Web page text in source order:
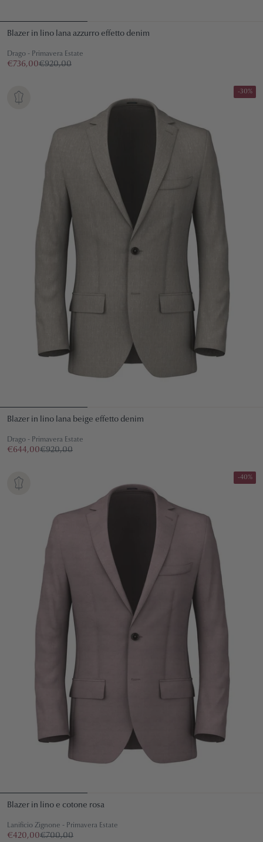
Blazer in lino lana azzurro effetto denim
Drago - Primavera Estate
€736,00€920,00
-30%
Blazer in lino lana beige effetto denim
Drago - Primavera Estate
€644,00€920,00
-40%
Blazer in lino e cotone rosa
Lanificio Zignone - Primavera Estate
€420,00€700,00